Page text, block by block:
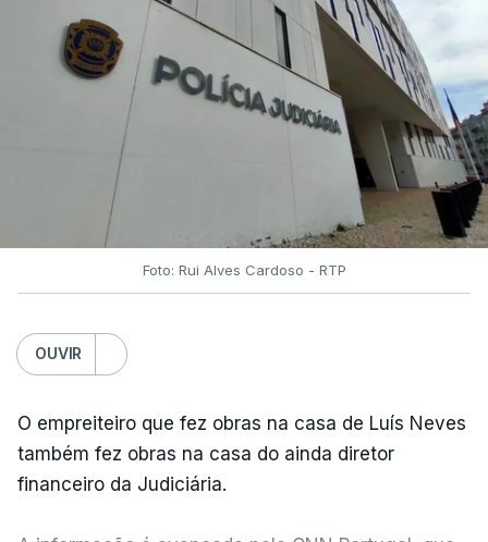
Foto: Rui Alves Cardoso - RTP
OUVIR
O empreiteiro que fez obras na casa de Luís Neves
também fez obras na casa do ainda diretor
financeiro da Judiciária.